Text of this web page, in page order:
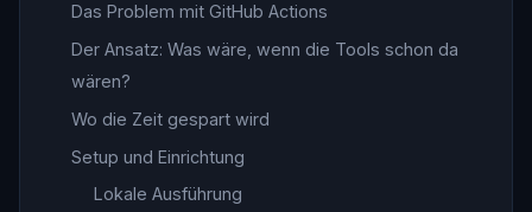
Das Problem mit GitHub Actions
Der Ansatz: Was wäre, wenn die Tools schon da
wären?
Wo die Zeit gespart wird
Setup und Einrichtung
Lokale Ausführung